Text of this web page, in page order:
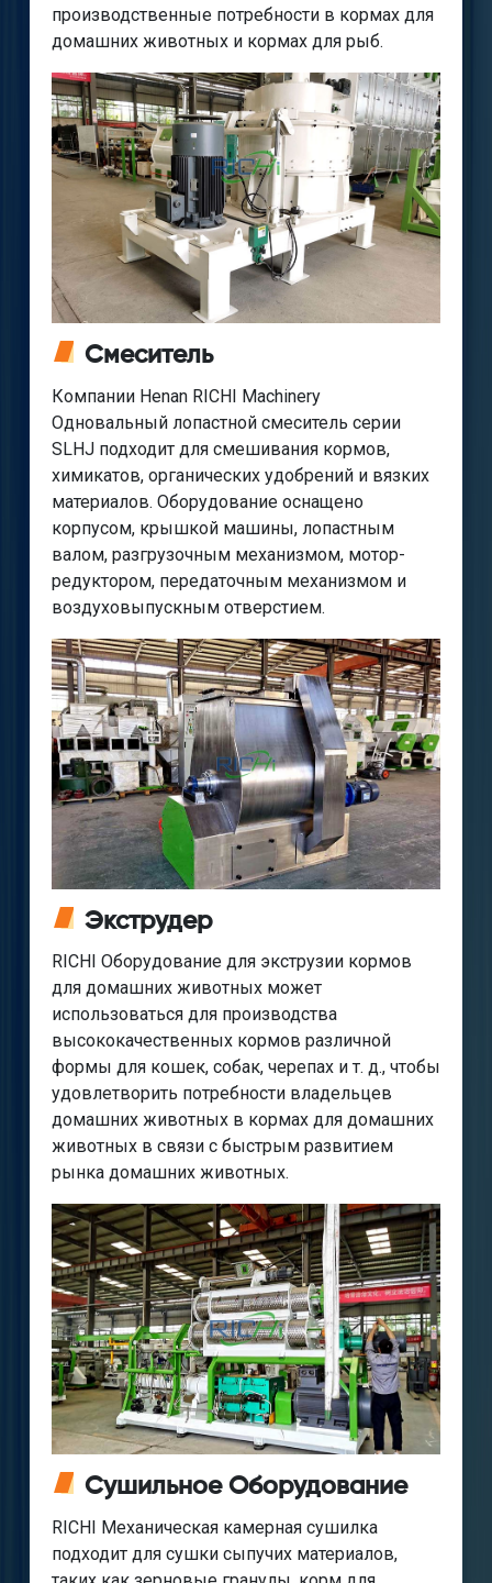
производственные потребности в кормах для
домашних животных и кормах для рыб.
Смеситель
Компании Henan RICHI Machinery
Одновальный лопастной смеситель серии
SLHJ подходит для смешивания кормов,
химикатов, органических удобрений и вязких
материалов. Оборудование оснащено
корпусом, крышкой машины, лопастным
валом, разгрузочным механизмом, мотор-
редуктором, передаточным механизмом и
воздуховыпускным отверстием.
Экструдер
RICHI Оборудование для экструзии кормов
для домашних животных может
использоваться для производства
высококачественных кормов различной
формы для кошек, собак, черепах и т. д., чтобы
удовлетворить потребности владельцев
домашних животных в кормах для домашних
животных в связи с быстрым развитием
рынка домашних животных.
Сушильное Оборудование
RICHI Механическая камерная сушилка
подходит для сушки сыпучих материалов,